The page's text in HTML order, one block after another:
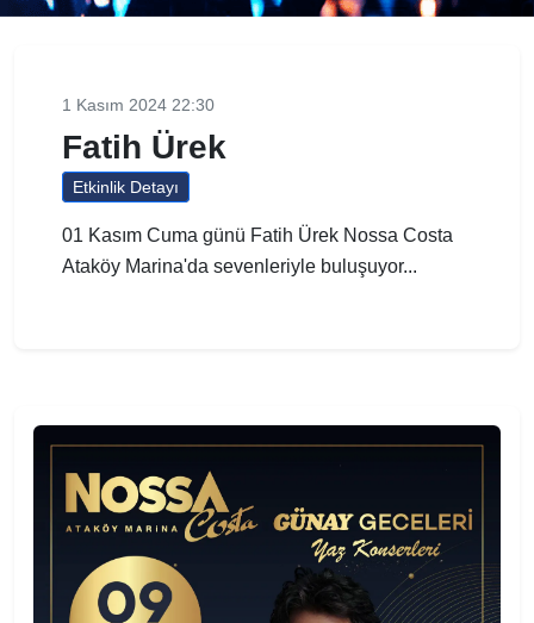
1 Kasım 2024 22:30
Fatih Ürek
Etkinlik Detayı
01 Kasım Cuma günü Fatih Ürek Nossa Costa
Ataköy Marina'da sevenleriyle buluşuyor...